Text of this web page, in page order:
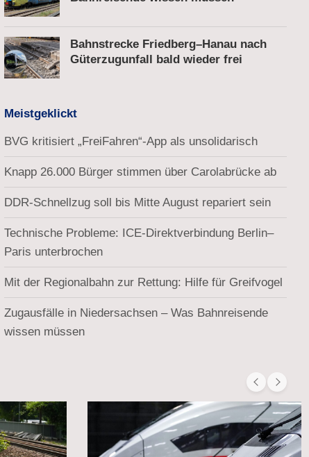
Bahnstrecke Friedberg–Hanau nach
Güterzugunfall bald wieder frei
Meistgeklickt
BVG kritisiert „FreiFahren“-App als unsolidarisch
Knapp 26.000 Bürger stimmen über Carolabrücke ab
DDR-Schnellzug soll bis Mitte August repariert sein
Technische Probleme: ICE-Direktverbindung Berlin–
Paris unterbrochen
Mit der Regionalbahn zur Rettung: Hilfe für Greifvogel
Zugausfälle in Niedersachsen – Was Bahnreisende
wissen müssen